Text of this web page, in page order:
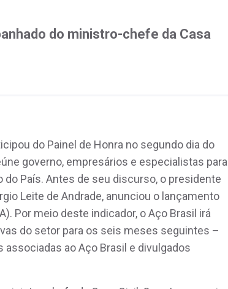
do ministro-chefe da Casa
do Painel de Honra no segundo dia do
governo, empresários e especialistas para
País. Antes de seu discurso, o presidente
Leite de Andrade, anunciou o lançamento
Por meio deste indicador, o Aço Brasil irá
do setor para os seis meses seguintes –
ao Aço Brasil e divulgados